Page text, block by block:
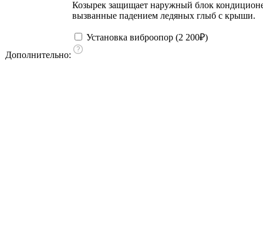
Дополнительно:
Козырек защищает наружный блок
вызванные падением ледяных глыб с крыши.
Установка виброопор (2 200₽)